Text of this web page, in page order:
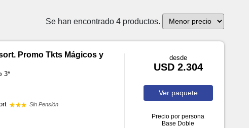
Se han encontrado 4 productos.
Promo Tkts Mágicos y
3*
Sin Pensión
desde
USD 2.304
Ver paquete
Precio por persona
Base Doble